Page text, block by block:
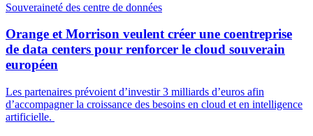
Souveraineté des centre de données
Orange et Morrison veulent créer une coentreprise
de data centers pour renforcer le cloud souverain
européen
Les partenaires prévoient d’investir 3 milliards d’euros afin
d’accompagner la croissance des besoins en cloud et en intelligence
artificielle.